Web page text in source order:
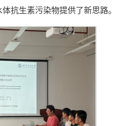
抗生素污染物提供了新思路。